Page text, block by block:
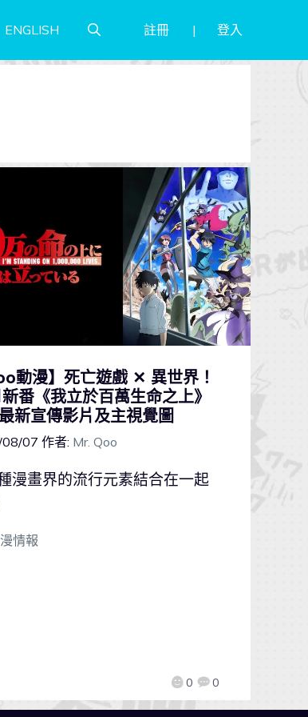
ENGLISH 註冊 登入
動漫】死亡遊戲 ✕ 異世界！
番《我立於百萬生命之上》
新宣傳影片及主視覺圖
07 作者: Mr. Qoo
0 0
漫畫界的流行元素結合在一起
情報